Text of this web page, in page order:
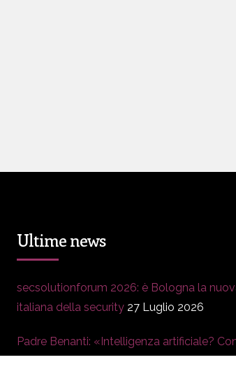
Ultime news
secsolutionforum 2026: è Bologna la
italiana della security 27 Luglio 2026
Padre Benanti: «Intelligenza artificiale?